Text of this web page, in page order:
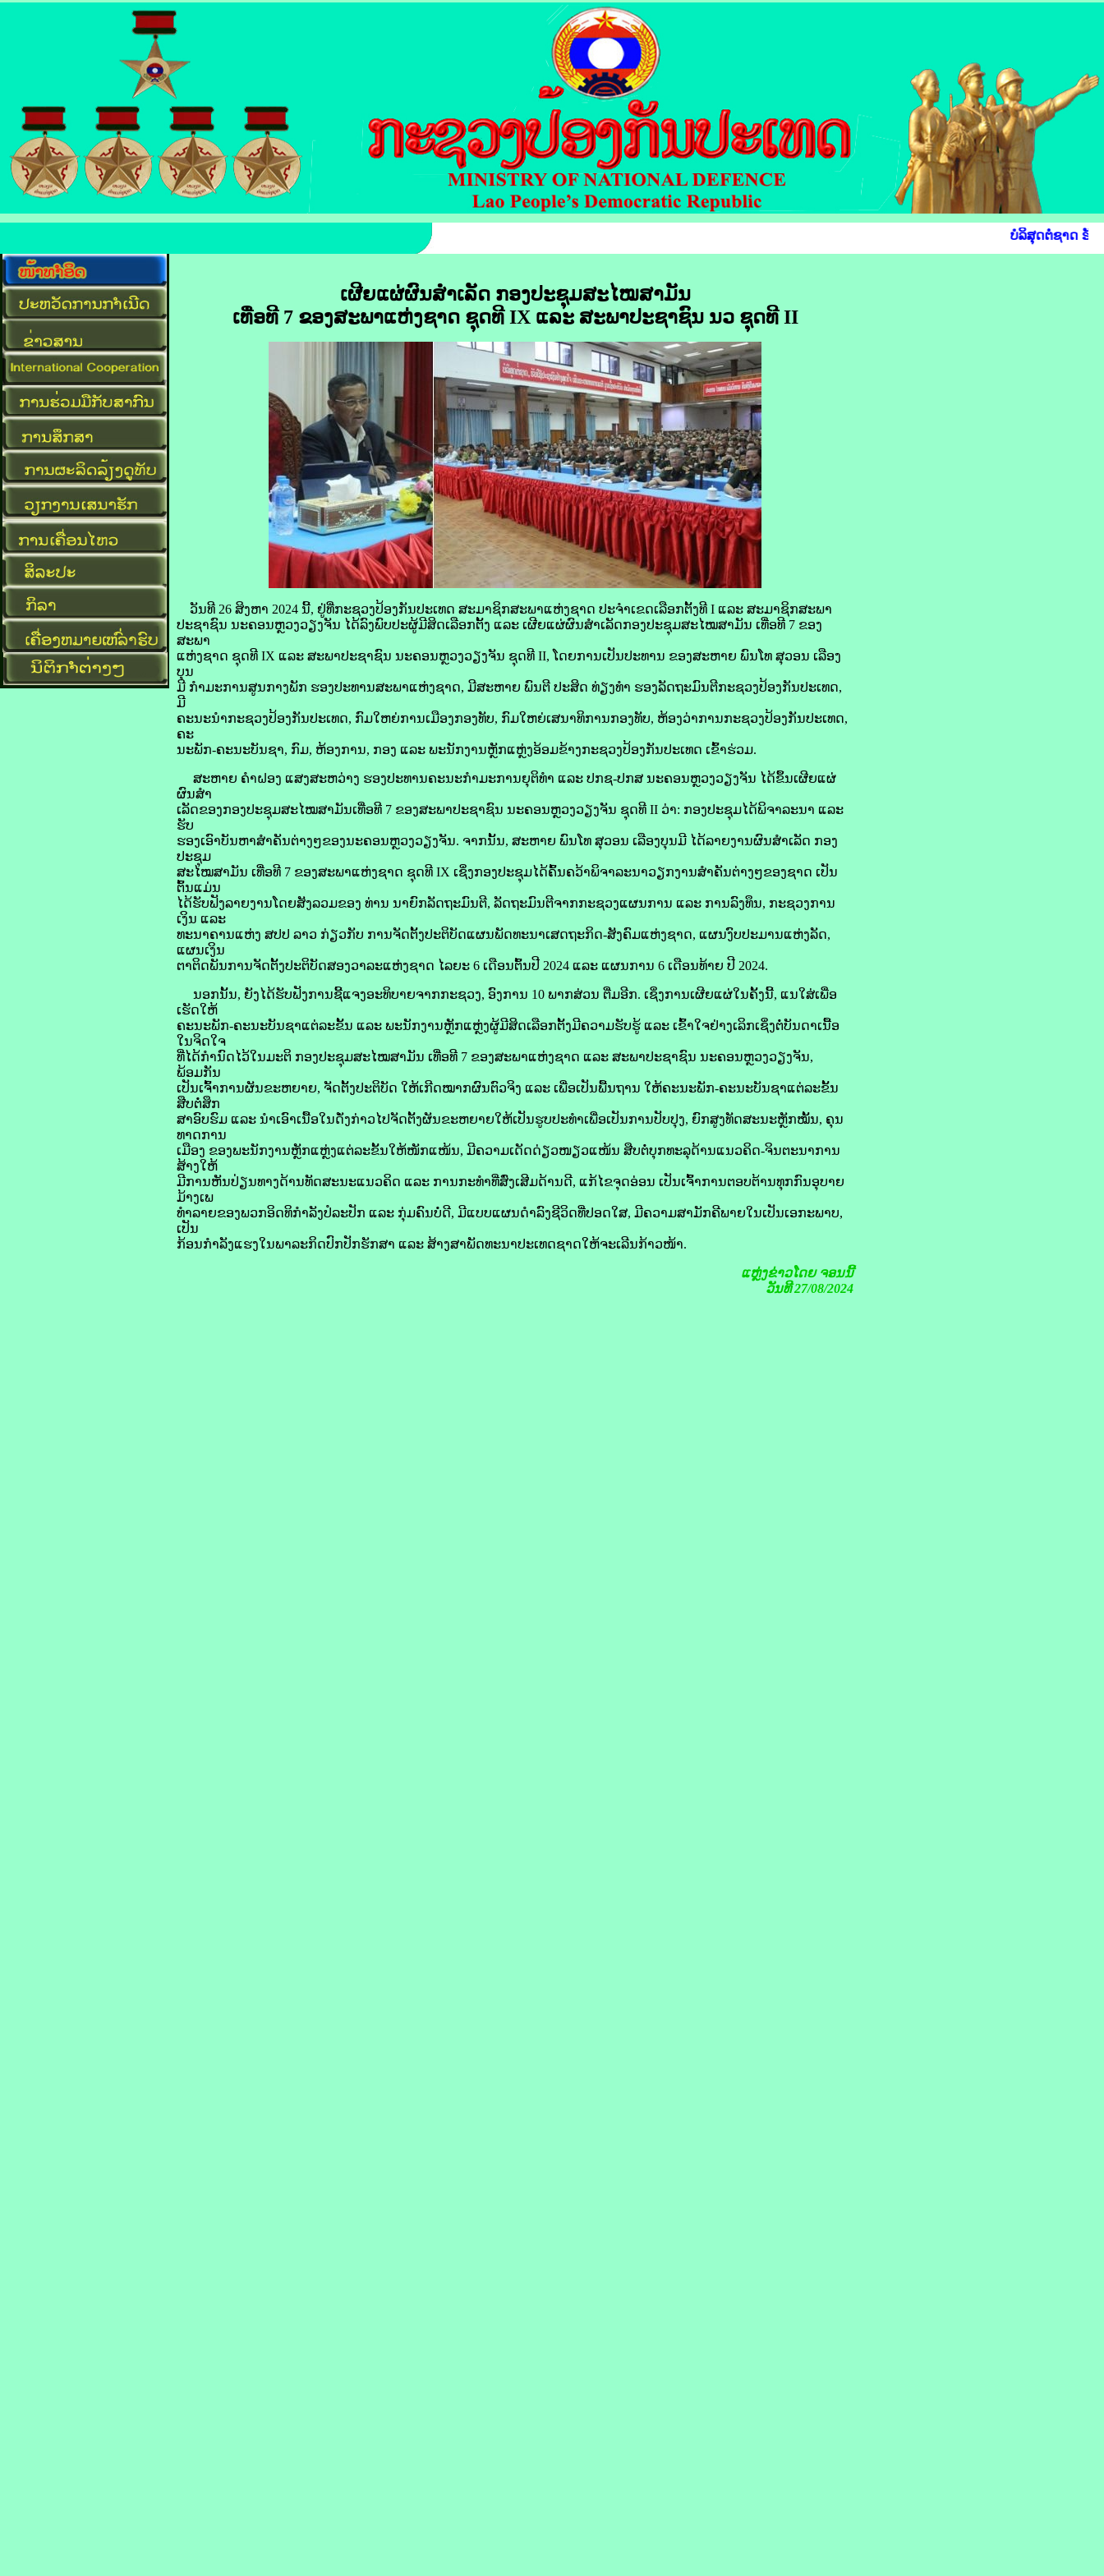
ບໍລິສຸດຕໍ່ຊາດ ຮັບໃ
ເຜີຍແຜ່ຜົນສໍາເລັດ ກອງປະຊຸມສະໄໝສາມັນ
ເທື່ອທີ 7 ຂອງສະພາແຫ່ງຊາດ ຊຸດທີ IX ແລະ ສະພາປະຊາຊົນ ນວ ຊຸດທີ II
ວັນທີ 26 ສິງຫາ 2024 ນີ້, ຢູ່ທີ່ກະຊວງປ້ອງກັນປະເທດ ສະມາຊິກສະພາແຫ່ງຊາດ ປະຈຳເຂດເລືອກຕັ້ງທີ I ແລະ ສະມາຊິກສະພາ
ປະຊາຊົນ ນະຄອນຫຼວງວຽງຈັນ ໄດ້ລົງພົບປະຜູ້ມີສິດເລືອກຕັ້ງ ແລະ ເຜີຍແຜ່ຜົນສໍາເລັດກອງປະຊຸມສະໄໝສາມັນ ເທື່ອທີ 7 ຂອງ
ສະພາ
ແຫ່ງຊາດ ຊຸດທີ IX ແລະ ສະພາປະຊາຊົນ ນະຄອນຫຼວງວຽງຈັນ ຊຸດທີ II, ໂດຍການເປັນປະທານ ຂອງສະຫາຍ ພົນໂທ ສຸວອນ ເລືອງ
ບຸນ
ມີ ກຳມະການສູນກາງພັກ ຮອງປະທານສະພາແຫ່ງຊາດ, ມີສະຫາຍ ພົນຕີ ປະສິດ ທ່ຽງທຳ ຮອງລັດຖະມົນຕີກະຊວງປ້ອງກັນປະເທດ,
ມີ
ຄະນະນໍາກະຊວງປ້ອງກັນປະເທດ, ກົມໃຫຍ່ການເມືອງກອງທັບ, ກົມໃຫຍ່ເສນາທິການກອງທັບ, ຫ້ອງວ່າການກະຊວງປ້ອງກັນປະເທດ,
ຄະ
ນະພັກ-ຄະນະບັນຊາ, ກົມ, ຫ້ອງການ, ກອງ ແລະ ພະນັກງານຫຼັກແຫຼ່ງອ້ອມຂ້າງກະຊວງປ້ອງກັນປະເທດ ເຂົ້າຮ່ວມ.
ສະຫາຍ ຄໍາຝອງ ແສງສະຫວ່າງ ຮອງປະທານຄະນະກຳມະການຍຸຕິທຳ ແລະ ປກຊ-ປກສ ນະຄອນຫຼວງວຽງຈັນ ໄດ້ຂຶ້ນເຜີຍແຜ່
ຜົນສໍາ
ເລັດຂອງກອງປະຊຸມສະໄໝສາມັນເທື່ອທີ 7 ຂອງສະພາປະຊາຊົນ ນະຄອນຫຼວງວຽງຈັນ ຊຸດທີ II ວ່າ: ກອງປະຊຸມໄດ້ພິຈາລະນາ ແລະ
ຮັບ
ຮອງເອົາບັນຫາສໍາຄັນຕ່າງໆຂອງນະຄອນຫຼວງວຽງຈັນ. ຈາກນັ້ນ, ສະຫາຍ ພົນໂທ ສຸວອນ ເລືອງບຸນມີ ໄດ້ລາຍງານຜົນສໍາເລັດ ກອງ
ປະຊຸມ
ສະໄໝສາມັນ ເທື່ອທີ 7 ຂອງສະພາແຫ່ງຊາດ ຊຸດທີ IX ເຊິ່ງກອງປະຊຸມໄດ້ຄົ້ນຄວ້າພິຈາລະນາວຽກງານສໍາຄັນຕ່າງໆຂອງຊາດ ເປັນ
ຕົ້ນແມ່ນ
ໄດ້ຮັບຟັງລາຍງານໂດຍສັງລວມຂອງ ທ່ານ ນາຍົກລັດຖະມົນຕີ, ລັດຖະມົນຕີຈາກກະຊວງແຜນການ ແລະ ການລົງທຶນ, ກະຊວງການ
ເງິນ ແລະ
ທະນາຄານແຫ່ງ ສປປ ລາວ ກ່ຽວກັບ ການຈັດຕັ້ງປະຕິບັດແຜນພັດທະນາເສດຖະກິດ-ສັງຄົມແຫ່ງຊາດ, ແຜນງົບປະມານແຫ່ງລັດ,
ແຜນເງິນ
ຕາຕິດພັນການຈັດຕັ້ງປະຕິບັດສອງວາລະແຫ່ງຊາດ ໄລຍະ 6 ເດືອນຕົ້ນປີ 2024 ແລະ ແຜນການ 6 ເດືອນທ້າຍ ປີ 2024.
ນອກນັ້ນ, ຍັງໄດ້ຮັບຟັງການຊີ້ແຈງອະທິບາຍຈາກກະຊວງ, ອົງການ 10 ພາກສ່ວນ ຕື່ມອີກ. ເຊິ່ງການເຜີຍແຜ່ໃນຄັ້ງນີ້, ແນໃສ່ເພື່ອ
ເຮັດໃຫ້
ຄະນະພັກ-ຄະນະບັນຊາແຕ່ລະຂັ້ນ ແລະ ພະນັກງານຫຼັກແຫຼ່ງຜູ້ມີສິດເລືອກຕັ້ງມີຄວາມຮັບຮູ້ ແລະ ເຂົ້າໃຈຢ່າງເລິກເຊິ່ງຕໍ່ບັນດາເນື້ອ
ໃນຈິດໃຈ
ທີ່ໄດ້ກຳນົດໄວ້ໃນມະຕິ ກອງປະຊຸມສະໄໝສາມັນ ເທື່ອທີ 7 ຂອງສະພາແຫ່ງຊາດ ແລະ ສະພາປະຊາຊົນ ນະຄອນຫຼວງວຽງຈັນ,
ພ້ອມກັນ
ເປັນເຈົ້າການຜັນຂະຫຍາຍ, ຈັດຕັ້ງປະຕິບັດ ໃຫ້ເກີດໝາກຜົນຕົວຈິງ ແລະ ເພື່ອເປັນພື້ນຖານ ໃຫ້ຄະນະພັກ-ຄະນະບັນຊາແຕ່ລະຂັ້ນ
ສືບຕໍ່ສຶກ
ສາອົບຮົມ ແລະ ນໍາເອົາເນື້ອໃນດັ່ງກ່າວໄປຈັດຕັ້ງຜັນຂະຫຍາຍໃຫ້ເປັນຮູບປະທຳເພື່ອເປັນການປັບປຸງ, ຍົກສູງທັດສະນະຫຼັກໝັ້ນ, ຄຸນ
ທາດການ
ເມືອງ ຂອງພະນັກງານຫຼັກແຫຼ່ງແຕ່ລະຂັ້ນໃຫ້ໜັກແໜ້ນ, ມີຄວາມເດັດດ່ຽວໜຽວແໜ້ນ ສືບຕໍ່ບຸກທະລຸດ້ານແນວຄິດ-ຈິນຕະນາການ
ສ້າງໃຫ້
ມີການຫັນປ່ຽນທາງດ້ານທັດສະນະແນວຄິດ ແລະ ການກະທຳທີ່ສົ່ງເສີມດ້ານດີ, ແກ້ໄຂຈຸດອ່ອນ ເປັນເຈົ້າການຕອບຕ້ານທຸກກົນອຸບາຍ
ມ້າງເພ
ທຳລາຍຂອງພວກອິດທິກຳລັງປໍລະປັກ ແລະ ກຸ່ມຄົນບໍ່ດີ, ມີແບບແຜນດຳລົງຊີວິດທີ່ປອດໃສ, ມີຄວາມສາມັກຄີພາຍໃນເປັນເອກະພາບ,
ເປັນ
ກ້ອນກຳລັງແຮງໃນພາລະກິດປົກປັກຮັກສາ ແລະ ສ້າງສາພັດທະນາປະເທດຊາດໃຫ້ຈະເລີນກ້າວໜ້າ.
ແຫຼ່ງຂ່າວໂດຍຈອນນີ້
ວັນທີ 27/08/2024